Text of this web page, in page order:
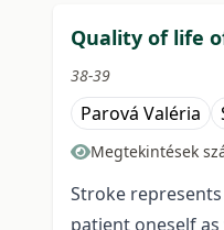
Quality of life
38-39
Parová Valéria
Megtekintések
Stroke
patient oneself